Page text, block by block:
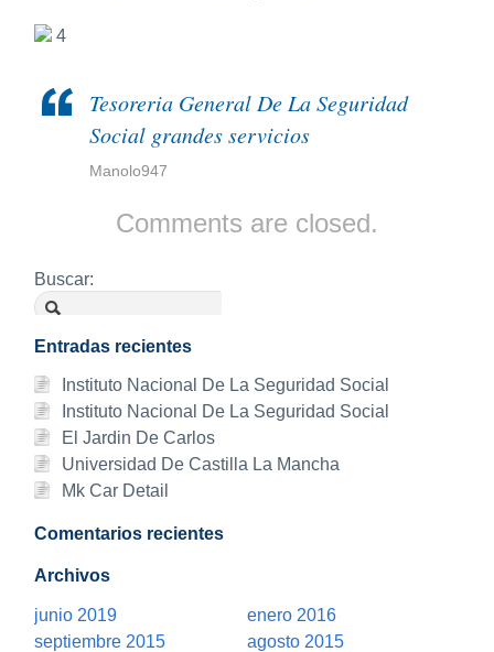
4
Tesoreria General De La Seguridad
Social grandes servicios
Manolo947
Comments are closed.
Buscar:
Entradas recientes
Instituto Nacional De La Seguridad Social
Instituto Nacional De La Seguridad Social
El Jardin De Carlos
Universidad De Castilla La Mancha
Mk Car Detail
Comentarios recientes
Archivos
junio 2019
enero 2016
septiembre 2015
agosto 2015